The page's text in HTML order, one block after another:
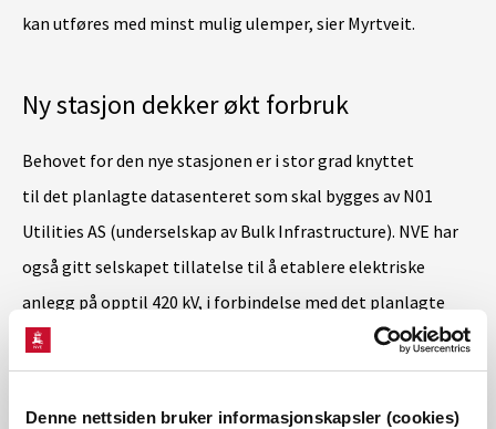
Denne nettsiden bruker informasjonskapsler (cookies)
kan utføres med minst mulig ulemper, sier Myrtveit.
Ny stasjon dekker økt forbruk
Behovet for den nye stasjonen er i stor grad knyttet
til det planlagte datasenteret som skal bygges av N01
Utilities AS (underselskap av Bulk Infrastructure). NVE har
også gitt selskapet tillatelse til å etablere elektriske
anlegg på opptil 420 kV, i forbindelse med det planlagte
datasenteret.
I tillegg har N01 Utilities fått konsesjon til